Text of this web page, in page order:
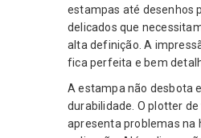
estampas até desenhos
delicados que
alta definição. A
fica perfeita e bem
A estampa não desbota
durabilidade. O plotter
apresenta problemas na